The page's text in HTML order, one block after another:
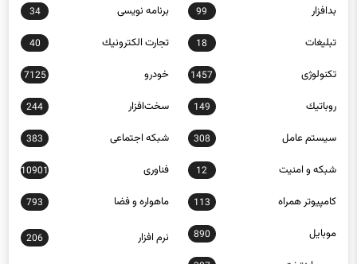
بدافزار 99 برنامه نويسی 34
تبلیغات 18 تجارت الكترونيك 40
تکنولوژی 1457 خودرو 7125
روباتيك 149 سخت‌افزار 244
سيستم عامل 308 شبكه اجتماعی 383
شبكه و امنيت 12 فناوری 10901
كامپيوتر همراه 113 ماهواره و فضا 793
موبايل 890 نرم افزار 206